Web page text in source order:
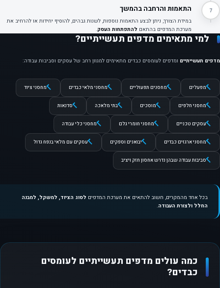
7 התאמות והרחבה בהמשך
במידת הצורך, ניתן לבצע התאמות נוספות, לשנות גבהים, להוסיף יחידות או להרחיב את
מערכת המדפים בהתאם להתפתחות העסק.
למי מתאימים מדפים תעשייתיים?
מדפים תעשייתיים ומדפים לעומסים כבדים מתאימים למגוון רחב של עסקים וסביבות עבודה:
מפעלים מחסנים תפעוליים מחסני מלאי כבדים מחסני ציוד
מחסני חלפים מוסכים בתי מלאכה סדנאות
עסקים טכניים מחסני חומרי גלם מחסני כלי עבודה
מחסני ארגזים כבדים יבואנים וספקים עסקים עם מלאי בנפח גדול
סביבות עבודה שבהן נדרש אחסון חזק ויציב
בכל אחד מהמקרים, חשוב להתאים את מערכת המדפים לסוג הציוד, למשקל, למבנה
החלל ולצורת העבודה.
כמה עולים מדפים תעשייתיים לעומסים
כבדים?